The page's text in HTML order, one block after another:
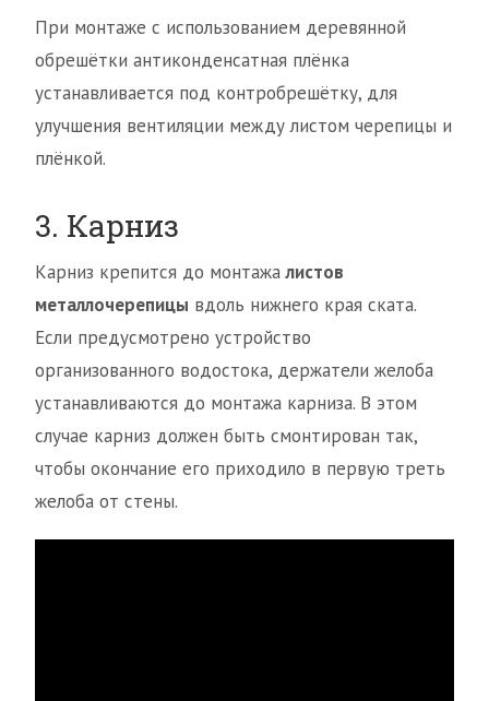
При монтаже с использованием деревянной
обрешётки антиконденсатная плёнка
устанавливается под контробрешётку, для
улучшения вентиляции между листом черепицы и
плёнкой.
3. Карниз
Карниз крепится до монтажалистов
металлочерепицы вдоль нижнего края ската.
Если предусмотрено устройство
организованного водостока, держатели желоба
устанавливаются до монтажа карниза. В этом
случае карниз должен быть смонтирован так,
чтобы окончание его приходило в первую треть
желоба от стены.